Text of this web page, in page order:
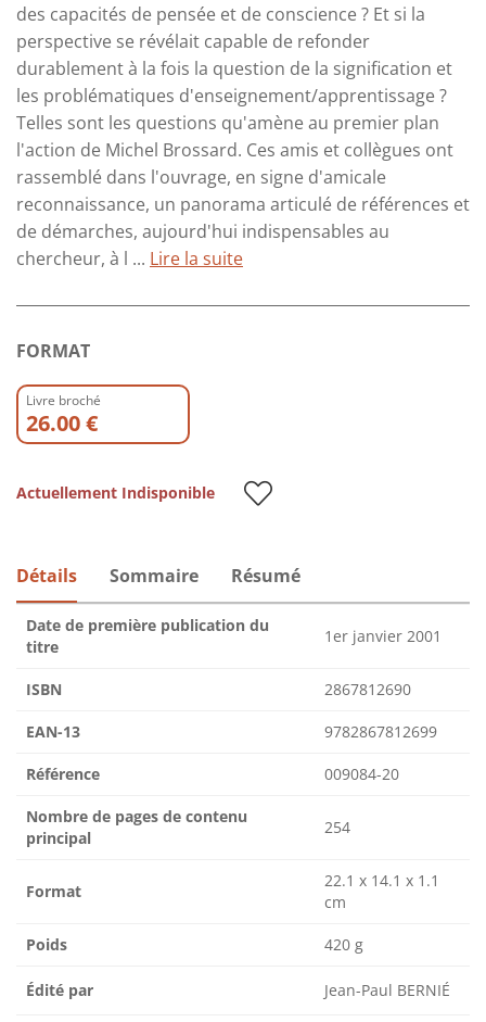
des capacités de pensée et de conscience ? Et si la
perspective se révélait capable de refonder
durablement à la fois la question de la signification et
les problématiques d'enseignement/apprentissage ?
Telles sont les questions qu'amène au premier plan
l'action de Michel Brossard. Ces amis et collègues ont
rassemblé dans l'ouvrage, en signe d'amicale
reconnaissance, un panorama articulé de références et
de démarches, aujourd'hui indispensables au
chercheur, à l ... Lire la suite
FORMAT
Livre broché
26.00 €
Actuellement Indisponible
Détails Sommaire Résumé
Date de première publication du
titre
1er janvier 2001
ISBN 2867812690
EAN-13 9782867812699
Référence 009084-20
Nombre de pages de contenu
principal
254
Format
22.1 x 14.1 x 1.1
cm
Poids 420 g
Édité par Jean-Paul BERNIÉ